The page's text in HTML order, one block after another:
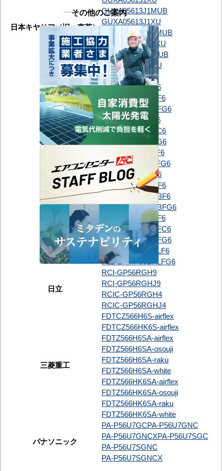
日本キヤリア（旧：東芝）
GUXA05613J1MUB
GUXA05613J1XU
GUXA05613JP1MUB
GUXA05613JP1XU
GUXA05613P1MUB
GUXA05613P1XU
三菱電機
PLZ-ZRMP56G6
PLZ-ZRMP56GF6
PLZ-ZRMP56HBF6
PLZ-ZRMP56HBFG6
PLZ-ZRMP56HF6
PLZ-ZRMP56HFC6
PLZ-ZRMP56HFG6
PLZ-ZRMP56HLF6
PLZ-ZRMP56HLFG6
PLZ-ZRMP56SG6
PLZ-ZRMP56SGF6
PLZ-ZRMP56SHBF6
PLZ-ZRMP56SHBFG6
PLZ-ZRMP56SHF6
PLZ-ZRMP56SHFC6
PLZ-ZRMP56SHFG6
PLZ-ZRMP56SHLF6
PLZ-ZRMP56SHLFG6
日立
RCI-GP56RGH9
RCI-GP56RGHJ9
RCIC-GP56RGH4
RCIC-GP56RGHJ4
三菱重工
FDTCZ566H6S-airflex
FDTCZ566HK6S-airflex
FDTZ566H6SA-airflex
FDTZ566H6SA-osouji
FDTZ566H6SA-raku
FDTZ566H6SA-white
FDTZ566HK6SA-airflex
FDTZ566HK6SA-osouji
FDTZ566HK6SA-raku
FDTZ566HK6SA-white
パナソニック
PA-P56U7GCPA-P56U7GNC
PA-P56U7GNCXPA-P56U7SGC
PA-P56U7SGNC
PA-P56U7SGNCX
その他のご案内